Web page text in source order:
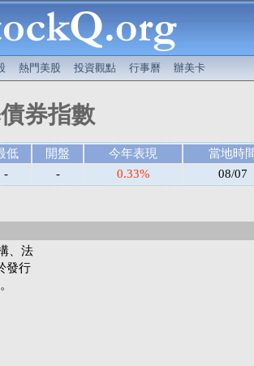
熱門美股 投資觀點 行事曆 辦美卡
券指數
低 開盤 今年表現
當地時
- - 0.33% 08/07
、法
發行